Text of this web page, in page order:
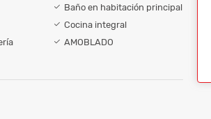
Baño en habitación principal
Cocina integral
AMOBLADO